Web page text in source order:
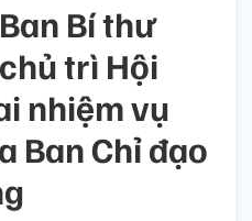
Bí thư
trì Hội
nhiệm vụ
Ban Chỉ đạo